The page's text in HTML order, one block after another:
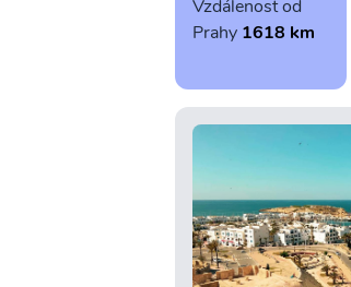
Vzdálenost od
Prahy 1618 km